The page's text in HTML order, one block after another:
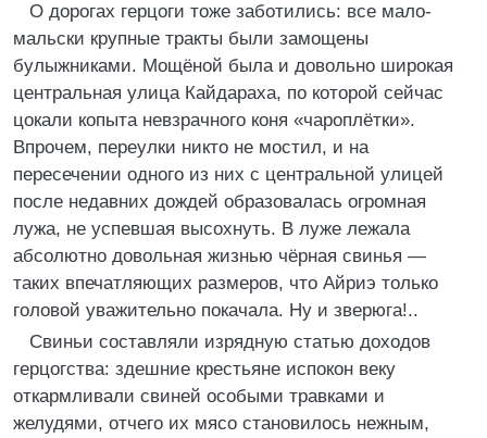
О дорогах герцоги тоже заботились: все мало-
мальски крупные тракты были замощены
булыжниками. Мощёной была и довольно широкая
центральная улица Кайдараха, по которой сейчас
цокали копыта невзрачного коня «чароплётки».
Впрочем, переулки никто не мостил, и на
пересечении одного из них с центральной улицей
после недавних дождей образовалась огромная
лужа, не успевшая высохнуть. В луже лежала
абсолютно довольная жизнью чёрная свинья —
таких впечатляющих размеров, что Айриэ только
головой уважительно покачала. Ну и зверюга!..
Свиньи составляли изрядную статью доходов
герцогства: здешние крестьяне испокон веку
откармливали свиней особыми травками и
желудями, отчего их мясо становилось нежным,